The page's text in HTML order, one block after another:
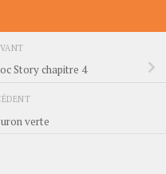
Story chapitre 4
verte